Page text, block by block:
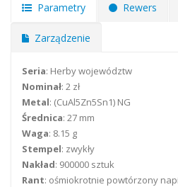
Parametry Rewers
Zarządzenie
Seria: Herby województw
Nominał: 2 zł
Metal: (CuAl5Zn5Sn1) NG
Średnica: 27 mm
Waga: 8.15 g
Stempel: zwykły
Nakład: 900000 sztuk
Rant: ośmiokrotnie powtórzony